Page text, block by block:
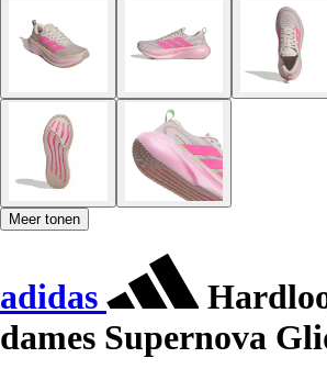
Meer tonen
adidas
dames Supernova